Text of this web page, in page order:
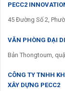
PECC2
45 Đường Số 2,
VĂN PHÒNG ĐẠI
Bản Thongtoum,
CÔNG TY TNHH
XÂY DỰNG PECC2